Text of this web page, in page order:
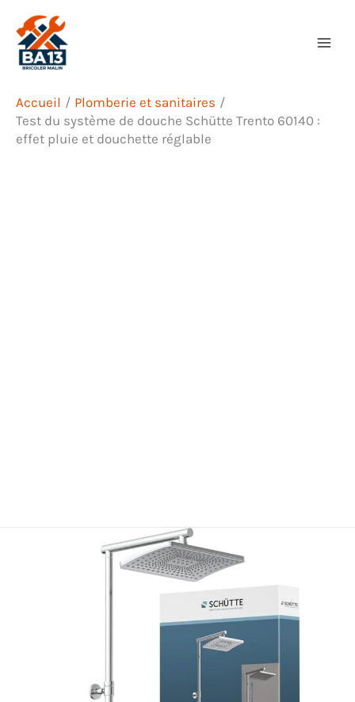
contenu
Accueil
Plomberie et sanitaires
Test du système de douche Schütte Trento 60140 :
effet pluie et douchette réglable
Rechercher